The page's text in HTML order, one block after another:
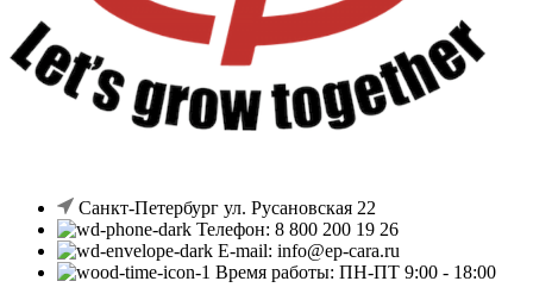
Санкт-Петербург ул. Русановская 22
Телефон: 8 800 200 19 26
E-mail: info@ep-cara.ru
Время работы: ПН-ПТ 9:00 - 18:00